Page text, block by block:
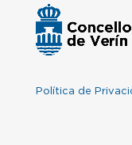
Política de